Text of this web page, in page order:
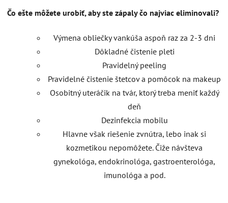
Čo ešte môžete urobiť, aby ste zápaly čo najviac eliminovali?
Výmena obliečky vankúša aspoň raz za 2-3 dni
Dôkladné čistenie pleti
Pravidelný peeling
Pravidelné čistenie štetcov a pomôcok na makeup
Osobitný uteráčik na tvár, ktorý treba meniť každý
deň
Dezinfekcia mobilu
Hlavne však riešenie zvnútra, lebo inak si
kozmetikou nepomôžete. Čiže návšteva
gynekológa, endokrinológa, gastroenterológa,
imunológa a pod.